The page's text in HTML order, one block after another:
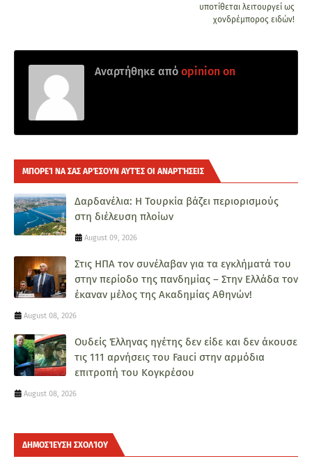
υποτίθεται λειτουργεί ως
χονδρέμπορος ειδών!
Αναρτήθηκε από opinion on
ΜΠΟΡΕΊ ΝΑ ΣΑΣ ΑΡΈΣΟΥΝ ΑΥΤΈΣ ΟΙ ΑΝΑΡΤΉΣΕΙΣ
Δαρδανέλια: Η Τουρκία βάζει περιορισμούς
στη διέλευση πλοίων
August 09, 2026
Στις ΗΠΑ τον συνέλαβαν για τα εγκλήματά του
στην περίοδο της πανδημίας – Στην Ελλάδα τον
έκαναν μέλος της Ακαδημίας Αθηνών!
August 08, 2026
Ουδείς Έλληνας ηγέτης δεν είδε και δεν άκουσε
τις 111 αρνήσεις του Fauci στην αρμόδια
επιτροπή του Κογκρέσου
August 08, 2026
ΔΗΜΟΣΊΕΥΣΗ ΣΧΟΛΊΟΥ